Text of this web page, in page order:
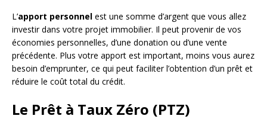
L’apport personnel est une somme d’argent que vous allez
investir dans votre projet immobilier. Il peut provenir de vos
économies personnelles, d’une donation ou d’une vente
précédente. Plus votre apport est important, moins vous aurez
besoin d’emprunter, ce qui peut faciliter l’obtention d’un prêt et
réduire le coût total du crédit.
Le Prêt à Taux Zéro (PTZ)